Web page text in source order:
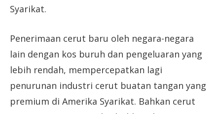
Syarikat.
Penerimaan cerut baru oleh negara-negara
lain dengan kos buruh dan pengeluaran yang
lebih rendah, mempercepatkan lagi
penurunan industri cerut buatan tangan yang
premium di Amerika Syarikat. Bahkan cerut